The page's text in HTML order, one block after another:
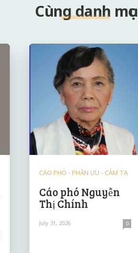
Cùng danh mục
CÁO PHÓ - PHÂN ƯU - CẢM TẠ
Cáo phó Nguyễn
Thị Chính
July 31, 2026 0